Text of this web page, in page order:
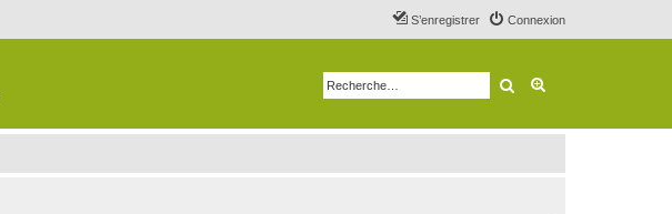
Connexion
S’enregistrer
Rechercher